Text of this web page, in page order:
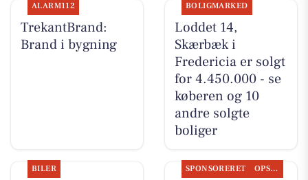
ALARM112
TrekantBrand:
Brand i bygning
BOLIGMARKED
Loddet 14,
Skærbæk i
Fredericia er solgt
for 4.450.000 - se
køberen og 10
andre solgte
boliger
BILER SPONSORERET OPSLAGSTAVLEN